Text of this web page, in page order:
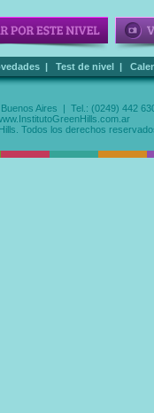
| Test de nivel |
Aires | Tel.: (0249) 442
Todos los derechos